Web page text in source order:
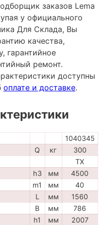
заказов Lema
у официального
Для Склада, Вы
качества,
гарантийное
ремонт.
доступны
оплате и доставке.
1040345
Q кг
300
TX
h3 мм
4500
m1 мм
40
L мм
1560
B мм
786
h1 мм
2007